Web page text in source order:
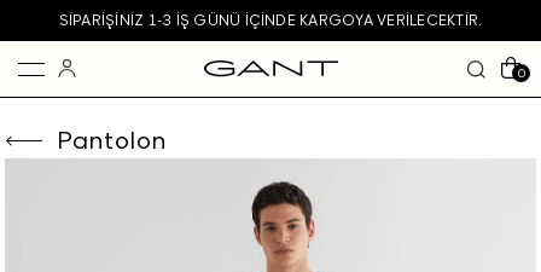
SIPARIŞINIZ 1-3 IŞ GÜNÜ IÇINDE KARGOYA VERILECEKTIR.
0
Pantolon